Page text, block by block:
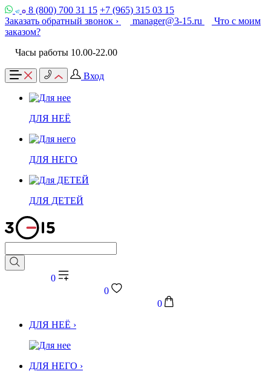
8 (800) 700 31 15 +7 (965) 315 03 15
Заказать обратный звонок ›
manager@3-15.ru
Что с моим
заказом?
Часы работы 10.00-22.00
Вход
ДЛЯ НЕЁ
ДЛЯ НЕГО
ДЛЯ ДЕТЕЙ
0
0
0
ДЛЯ НЕЁ ›
ДЛЯ НЕГО ›